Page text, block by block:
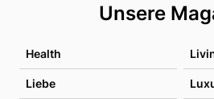
Unsere
Health
Liebe